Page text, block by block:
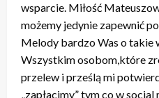
wsparcie. Miłość
możemy jedynie zapewnić
Melody bardzo Was o takie
Wszystkim osobom,które
przelew i prześlą mi
„zapłacimy” tym co w social